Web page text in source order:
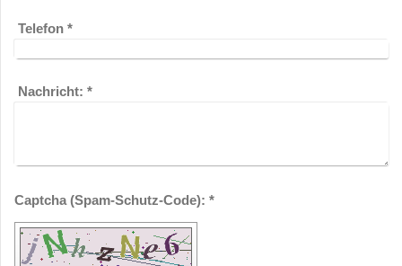
Telefon *
Nachricht: *
Captcha (Spam-Schutz-Code): *